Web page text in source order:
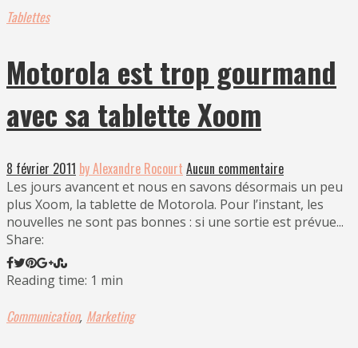
Tablettes
Motorola est trop gourmand
avec sa tablette Xoom
8 février 2011 by Alexandre Rocourt Aucun commentaire
Les jours avancent et nous en savons désormais un peu
plus Xoom, la tablette de Motorola. Pour l’instant, les
nouvelles ne sont pas bonnes : si une sortie est prévue...
Share:
Reading time: 1 min
Communication, Marketing